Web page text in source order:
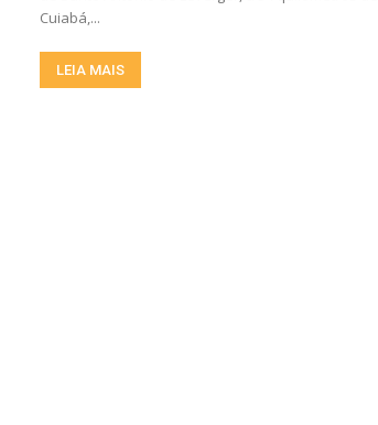
Cuiabá,...
LEIA MAIS